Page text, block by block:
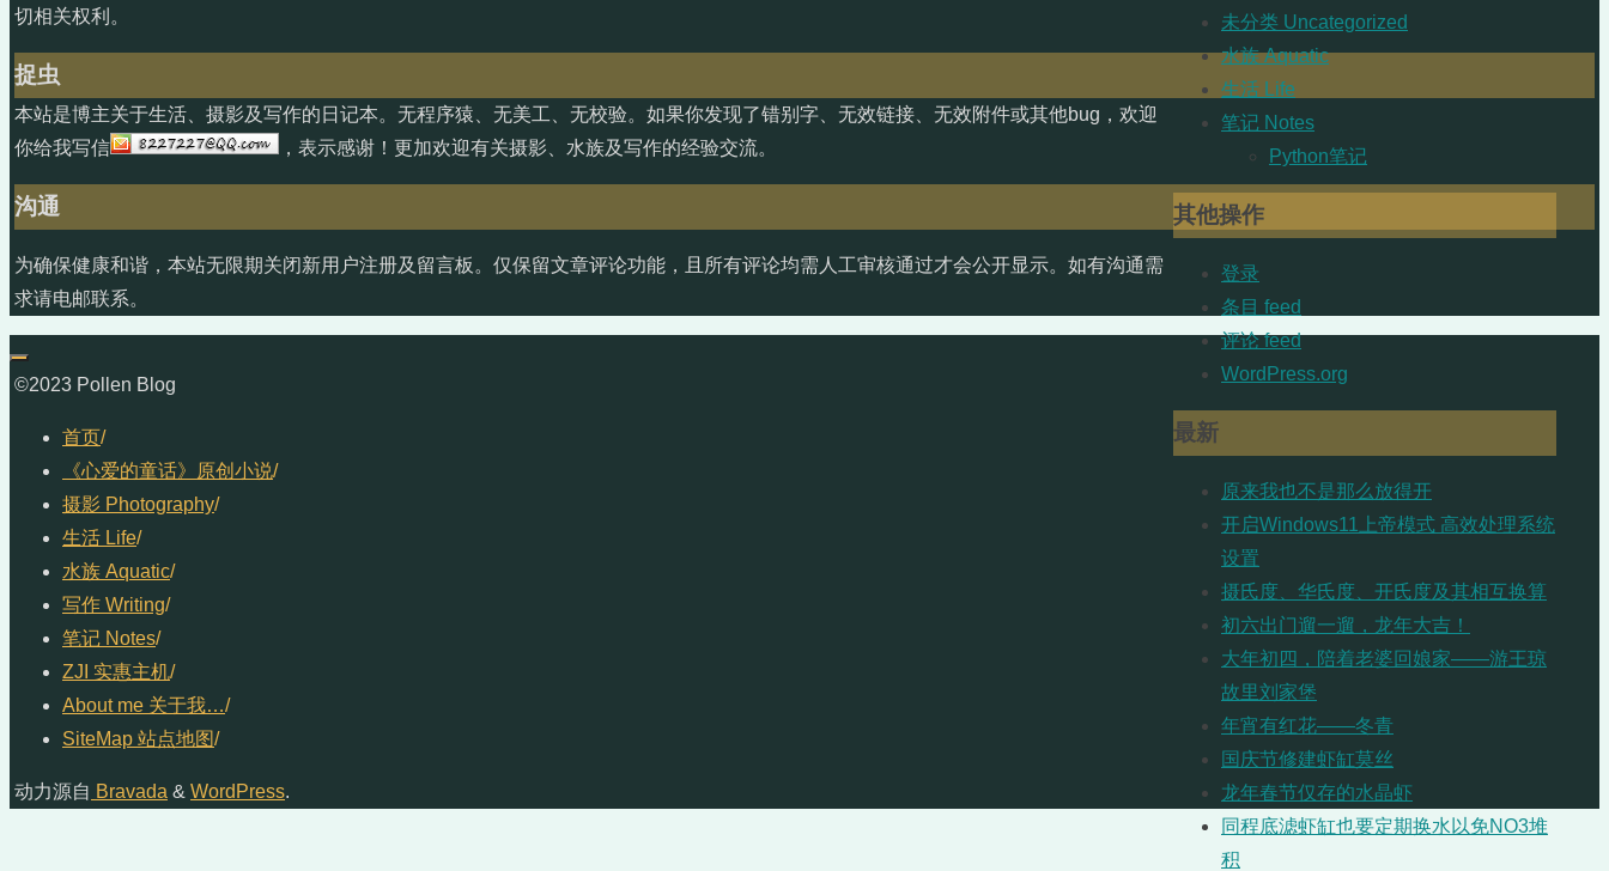
未分类 Uncategorized
水族 Aquatic
生活 Life
笔记 Notes
Python笔记
其他操作
登录
条目 feed
评论 feed
WordPress.org
最新
原来我也不是那么放得开
开启Windows11上帝模式 高效处理系统
设置
摄氏度、华氏度、开氏度及其相互换算
初六出门遛一遛，龙年大吉！
大年初四，陪着老婆回娘家——游王琼
故里刘家堡
年宵有红花——冬青
国庆节修建虾缸莫丝
龙年春节仅存的水晶虾
同程底滤虾缸也要定期换水以免NO3堆
积
切相关权利。
捉虫
本站是博主关于生活、摄影及写作的日记本。无程序猿、无美工、无校验。如果你发现了错别字、无效链接、无效附件或其他bug，欢迎
你给我写信
，表示感谢！更加欢迎有关摄影、水族及写作的经验交流。
沟通
为确保健康和谐，本站无限期关闭新用户注册及留言板。仅保留文章评论功能，且所有评论均需人工审核通过才会公开显示。如有沟通需
求请电邮联系。
©2023 Pollen Blog
首页/
《心爱的童话》原创小说/
摄影 Photography/
生活 Life/
水族 Aquatic/
写作 Writing/
笔记 Notes/
ZJI 实惠主机/
About me 关于我…/
SiteMap 站点地图/
动力源自 Bravada & WordPress.